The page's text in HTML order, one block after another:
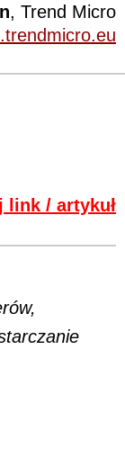
, Trend Micro
link / artykuł